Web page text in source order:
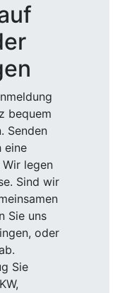
bequem
Senden
eine
legen
Sind wir
Sie uns
oder
Sie